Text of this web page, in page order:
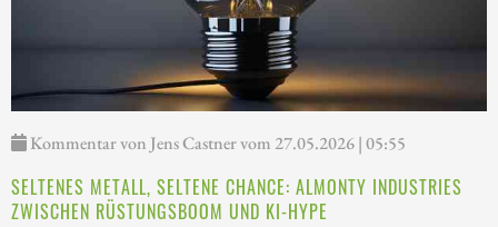
Kommentar von Jens Castner vom 27.05.2026 | 05:55
SELTENES METALL, SELTENE CHANCE: ALMONTY INDUSTRIES
ZWISCHEN RÜSTUNGSBOOM UND KI-HYPE